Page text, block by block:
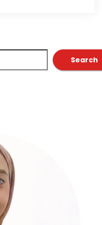
Search